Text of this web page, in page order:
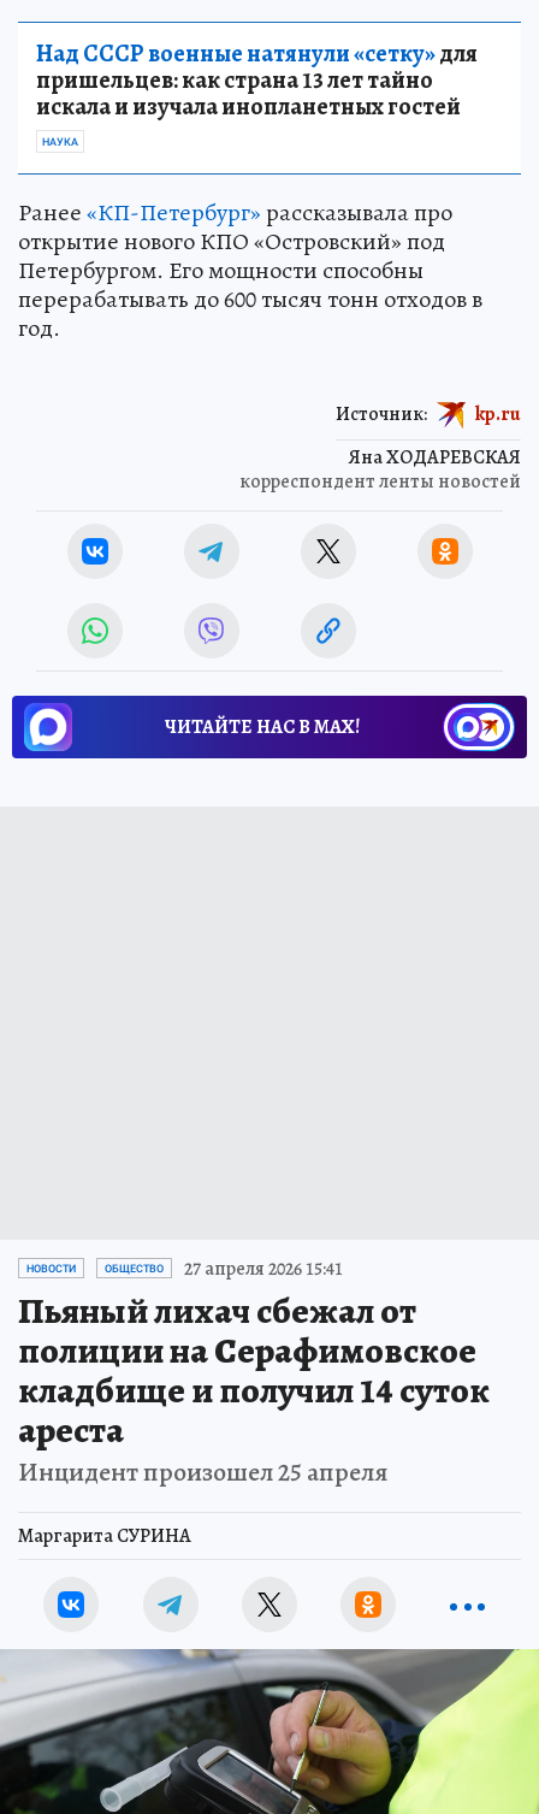
Над СССР военные натянули «сетку»для
пришельцев: как страна 13 лет тайно
искала и изучала инопланетных гостей
НАУКА
Ранее«КП-Петербург»рассказывала про
открытие нового КПО «Островский» под
Петербургом. Его мощности способны
перерабатывать до 600 тысяч тонн отходов в
год.
Яна ХОДАРЕВСКАЯ
корреспондент ленты новостей
Источник: kp.ru
ЧИТАЙТЕ НАС В МАХ!
НОВОСТИ ОБЩЕСТВО 27 апреля 2026 15:41
Пьяный лихач сбежал от
полиции на Серафимовское
кладбище и получил 14 суток
ареста
Инцидент произошел 25 апреля
Маргарита СУРИНА